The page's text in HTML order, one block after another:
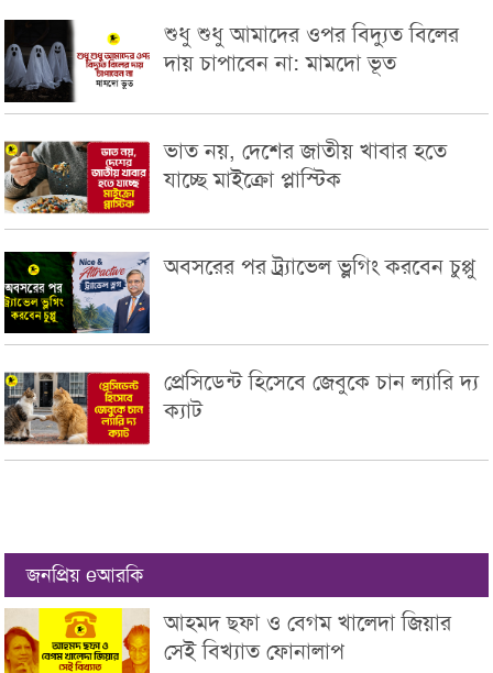
শুধু শুধু আমাদের ওপর বিদ্যুত বিলের
দায় চাপাবেন না: মামদো ভূত
ভাত নয়, দেশের জাতীয় খাবার হতে
যাচ্ছে মাইক্রো প্লাস্টিক
অবসরের পর ট্র্যাভেল ভ্লগিং করবেন চুপ্পু
প্রেসিডেন্ট হিসেবে জেবুকে চান ল্যারি দ্য
ক্যাট
জনপ্রিয় eআরকি
আহমদ ছফা ও বেগম খালেদা জিয়ার
সেই বিখ্যাত ফোনালাপ